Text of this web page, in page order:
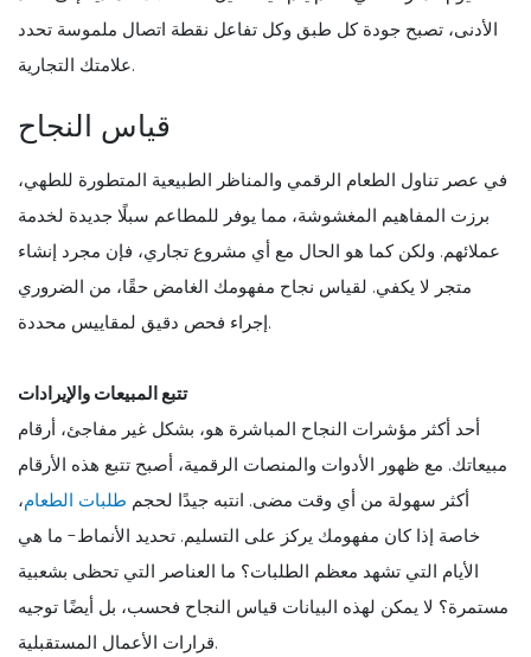
الأدنى، تصبح جودة كل طبق وكل تفاعل نقطة اتصال ملموسة تحدد
علامتك التجارية.
قياس النجاح
في عصر تناول الطعام الرقمي والمناظر الطبيعية المتطورة للطهي،
برزت المفاهيم المغشوشة، مما يوفر للمطاعم سبلًا جديدة لخدمة
عملائهم. ولكن كما هو الحال مع أي مشروع تجاري، فإن مجرد إنشاء
متجر لا يكفي. لقياس نجاح مفهومك الغامض حقًا، من الضروري
إجراء فحص دقيق لمقاييس محددة.
تتبع المبيعات والإيرادات
أحد أكثر مؤشرات النجاح المباشرة هو، بشكل غير مفاجئ، أرقام
مبيعاتك. مع ظهور الأدوات والمنصات الرقمية، أصبح تتبع هذه الأرقام
أكثر سهولة من أي وقت مضى. انتبه جيدًا لحجم طلبات الطعام،
خاصة إذا كان مفهومك يركز على التسليم. تحديد الأنماط- ما هي
الأيام التي تشهد معظم الطلبات؟ ما العناصر التي تحظى بشعبية
مستمرة؟ لا يمكن لهذه البيانات قياس النجاح فحسب، بل أيضًا توجيه
قرارات الأعمال المستقبلية.